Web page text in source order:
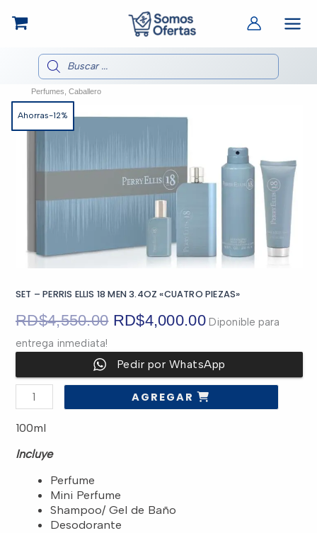
contenido
Búsqueda
de
productos
Perfumes Caballero
Ahorras-12%
SET – PERRIS ELLIS 18 MEN 3.4OZ «CUATRO PIEZAS»
RD$4,550.00 El
precio
original
era:
RD$4,000.00El
precio
actual
es:
Diponible para
entrega inmediata!
Pedir por WhatsApp
SET
PERRIS
18
3.4OZ
"CUATRO
cantidad
AGREGAR
100ml
Incluye
Perfume
Mini Perfume
Shampoo/ Gel de Baño
Desodorante